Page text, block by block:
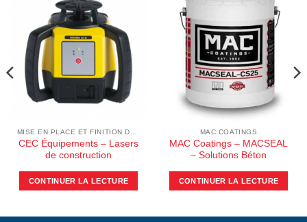
CEC Équipements – Lasers
de construction
CONTINUER LA LECTURE
MAC COATINGS
MAC Coatings – MACSEAL
– Solutions Béton
CONTINUER LA LECTURE